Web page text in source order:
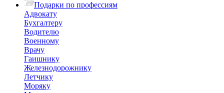
Подарки по профессиям
Адвокату
Бухгалтеру
Водителю
Военному
Врачу
Гаишнику
Железнодорожнику
Летчику
Моряку